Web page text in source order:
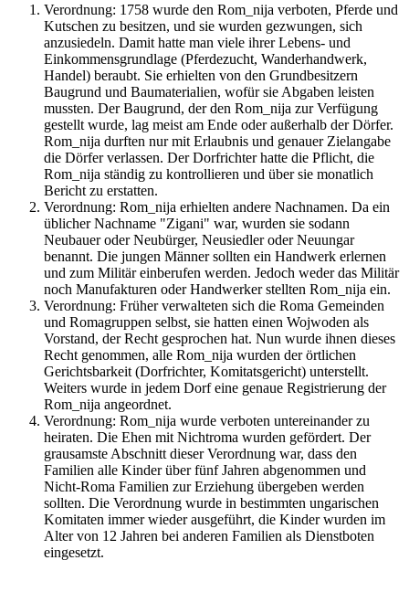
Verordnung: 1758 wurde den Rom_nija verboten, Pferde und
Kutschen zu besitzen, und sie wurden gezwungen, sich
anzusiedeln. Damit hatte man viele ihrer Lebens- und
Einkommensgrundlage (Pferdezucht, Wanderhandwerk,
Handel) beraubt. Sie erhielten von den Grundbesitzern
Baugrund und Baumaterialien, wofür sie Abgaben leisten
mussten. Der Baugrund, der den Rom_nija zur Verfügung
gestellt wurde, lag meist am Ende oder außerhalb der Dörfer.
Rom_nija durften nur mit Erlaubnis und genauer Zielangabe
die Dörfer verlassen. Der Dorfrichter hatte die Pflicht, die
Rom_nija ständig zu kontrollieren und über sie monatlich
Bericht zu erstatten.
Verordnung: Rom_nija erhielten andere Nachnamen. Da ein
üblicher Nachname "Zigani" war, wurden sie sodann
Neubauer oder Neubürger, Neusiedler oder Neuungar
benannt. Die jungen Männer sollten ein Handwerk erlernen
und zum Militär einberufen werden. Jedoch weder das Militär
noch Manufakturen oder Handwerker stellten Rom_nija ein.
Verordnung: Früher verwalteten sich die Roma Gemeinden
und Romagruppen selbst, sie hatten einen Wojwoden als
Vorstand, der Recht gesprochen hat. Nun wurde ihnen dieses
Recht genommen, alle Rom_nija wurden der örtlichen
Gerichtsbarkeit (Dorfrichter, Komitatsgericht) unterstellt.
Weiters wurde in jedem Dorf eine genaue Registrierung der
Rom_nija angeordnet.
Verordnung: Rom_nija wurde verboten untereinander zu
heiraten. Die Ehen mit Nichtroma wurden gefördert. Der
grausamste Abschnitt dieser Verordnung war, dass den
Familien alle Kinder über fünf Jahren abgenommen und
Nicht-Roma Familien zur Erziehung übergeben werden
sollten. Die Verordnung wurde in bestimmten ungarischen
Komitaten immer wieder ausgeführt, die Kinder wurden im
Alter von 12 Jahren bei anderen Familien als Dienstboten
eingesetzt.